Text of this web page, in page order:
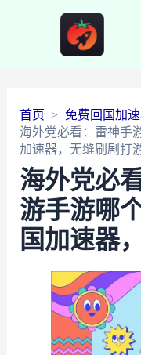
首页
免费回国加
海外党必看：雷神手
加速器，无缝刷剧打
海外党必
游手游哪
国加速器